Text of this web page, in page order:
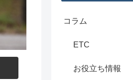
コラム
ETC
お役立ち情報